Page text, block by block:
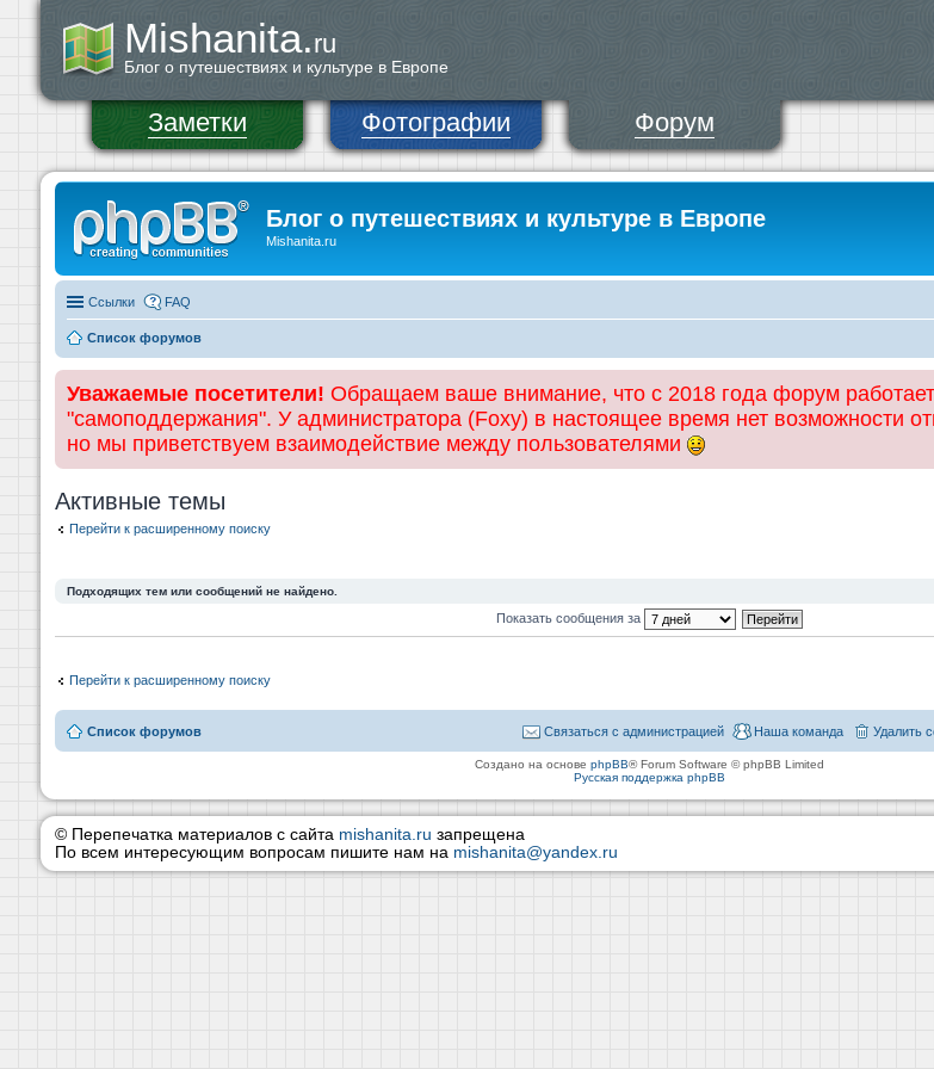
Mishanita.ru
Блог о путешествиях и культуре в Европе
Заметки Фотографии Форум
Блог о путешествиях и культуре в Европе
Mishanita.ru
Ссылки FAQ
Список форумов
Уважаемые посетители! Обращаем ваше внимание, что с 2018 года форум
"самоподдержания". У администратора (Foxy) в настоящее время нет возможности
но мы приветствуем взаимодействие между пользователями
Активные темы
Перейти к расширенному поиску
Подходящих тем или сообщений не найдено.
Показать сообщения за
Перейти к расширенному поиску
Список форумов Удалить
Наша команда
Связаться с администрацией
Создано на основе phpBB® Forum Software © phpBB Limited
Русская поддержка phpBB
© Перепечатка материалов с сайта mishanita.ru запрещена
По всем интересующим вопросам пишите нам на mishanita@yandex.ru